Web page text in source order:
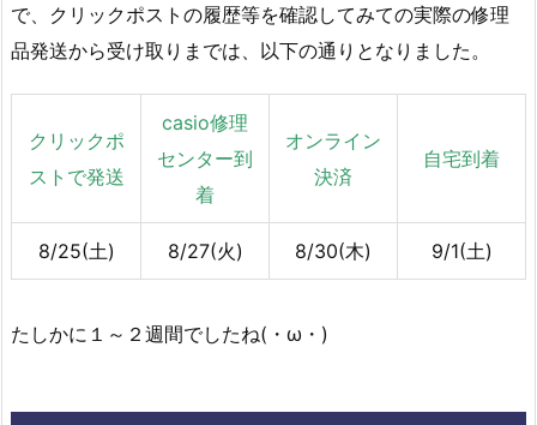
で、クリックポストの履歴等を確認してみての実際の修理
品発送から受け取りまでは、以下の通りとなりました。
クリックポ
ストで発送
casio修理
センター到
着
オンライン
決済
自宅到着
8/25(土) 8/27(火) 8/30(木) 9/1(土)
たしかに１～２週間でしたね(・ω・)